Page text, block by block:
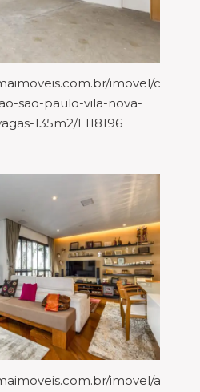
imovel/conj-
sao-paulo-vila-nova-
135m2/EI18196
imovel/